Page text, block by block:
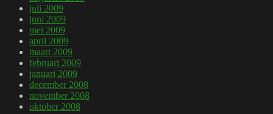
juli 2009
juni 2009
mei 2009
april 2009
maart 2009
februari 2009
januari 2009
december 2008
november 2008
oktober 2008